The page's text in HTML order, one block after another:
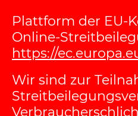
Plattform der EU-
Online-
https://
Wir sind zur